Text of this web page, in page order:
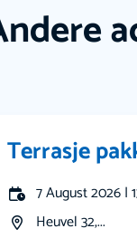
Terrasje
7 August 2026 |
Heuvel 32,...